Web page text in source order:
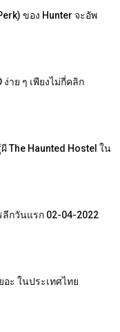
ของ Hunter จะอัพ
ง่าย ๆ เพียงไม่กี่คลิก
The Haunted Hostel ใน
ลีกวันแรก 02-04-2022
อะ ในประเทศไทย